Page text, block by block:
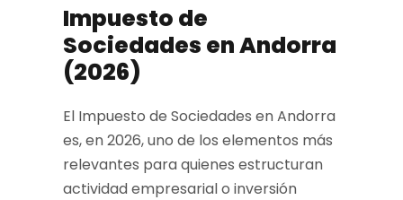
Impuesto de
Sociedades en Andorra
(2026)
El Impuesto de Sociedades en Andorra
es, en 2026, uno de los elementos más
relevantes para quienes estructuran
actividad empresarial o inversión